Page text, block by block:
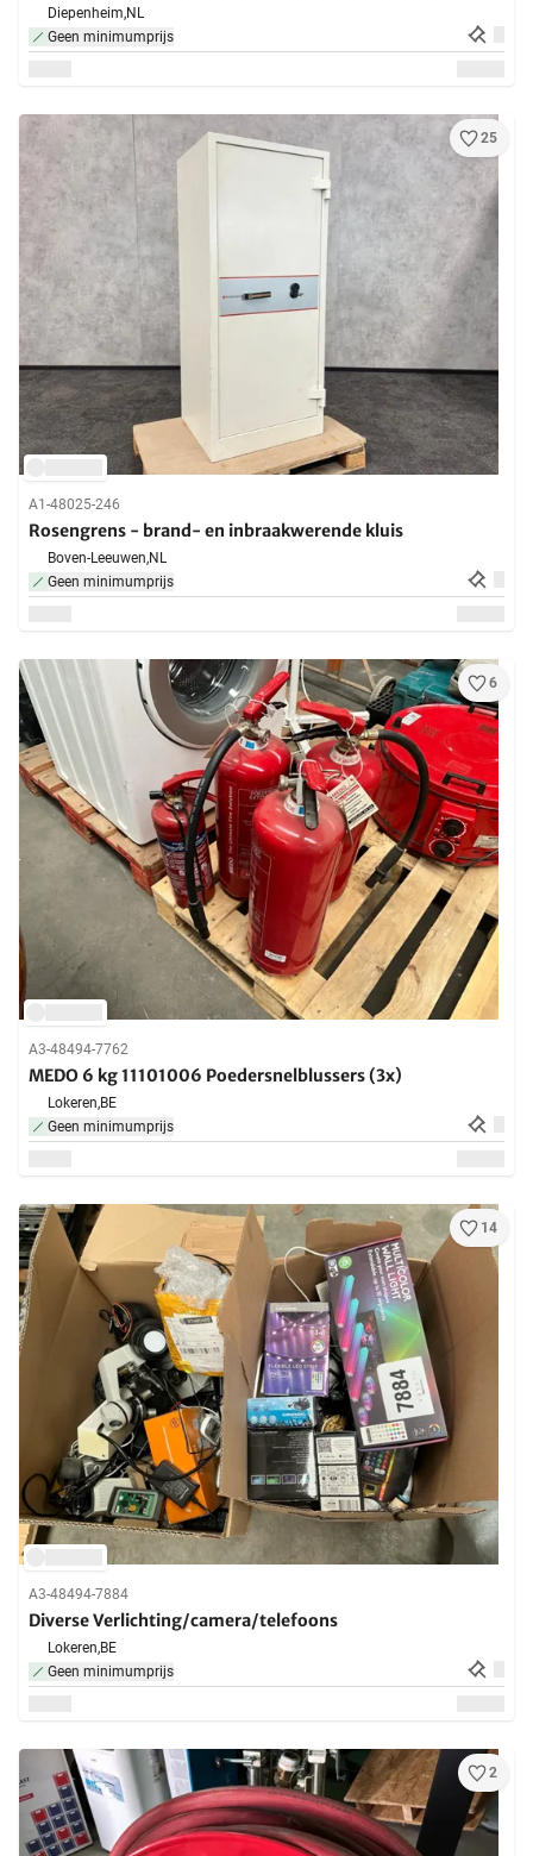
Diepenheim,NL
Geen minimumprijs
25
A1-48025-246
Rosengrens - brand- en inbraakwerende kluis
Boven-Leeuwen,NL
Geen minimumprijs
6
A3-48494-7762
MEDO 6 kg 11101006 Poedersnelblussers (3x)
Lokeren,BE
Geen minimumprijs
14
A3-48494-7884
Diverse Verlichting/camera/telefoons
Lokeren,BE
Geen minimumprijs
2